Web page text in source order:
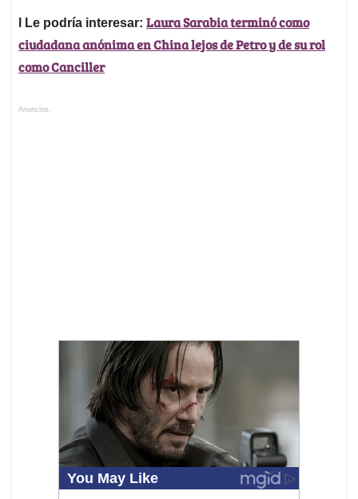
l Le podría interesar: Laura Sarabia terminó como
ciudadana anónima en China lejos de Petro y de su rol
como Canciller
Anuncios.